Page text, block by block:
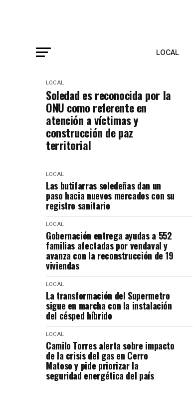
LOCAL
LOCAL
Soledad es reconocida por la
ONU como referente en
atención a víctimas y
construcción de paz
territorial
LOCAL
Las butifarras soledeñas dan un
paso hacia nuevos mercados con su
registro sanitario
LOCAL
Gobernación entrega ayudas a 552
familias afectadas por vendaval y
avanza con la reconstrucción de 19
viviendas
LOCAL
La transformación del Supermetro
sigue en marcha con la instalación
del césped híbrido
LOCAL
Camilo Torres alerta sobre impacto
de la crisis del gas en Cerro
Matoso y pide priorizar la
seguridad energética del país